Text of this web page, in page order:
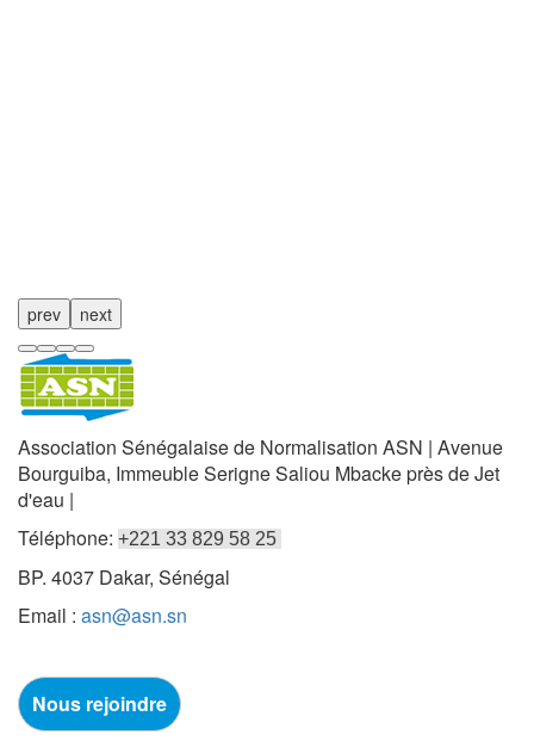
prev next
Association Sénégalaise de Normalisation ASN | Avenue
Bourguiba, Immeuble Serigne Saliou Mbacke près de Jet
d'eau |
Téléphone: +221 33 829 58 25
BP. 4037 Dakar, Sénégal
Email : asn@asn.sn
Nous rejoindre